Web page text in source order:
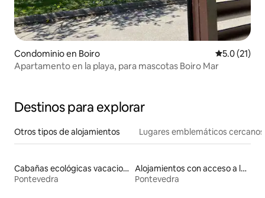
Condominio en Boiro Calificación
5.0 (21)
Apartamento en la playa, para mascotas Boiro Mar
Destinos para explorar
Otros tipos de alojamientos Lugares emblemáticos cercanos
Cabañas ecológicas vacacionales
Pontevedra
Alojamientos con acceso a la playa
Pontevedra